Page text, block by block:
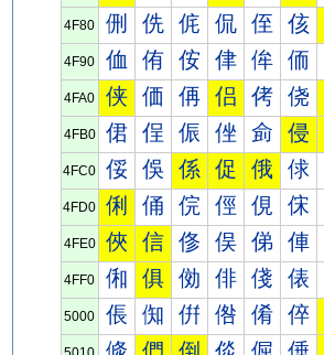
4F80 侀 侁 侂 侃 侄 侅
4F90 侐 侑 侒 侓 侔 侕
4FA0 侠 価 侢 侣 侤 侥
4FB0 侰 侱 侲 侳 侴 侵
4FC0 俀 俁 係 促 俄 俅
4FD0 俐 俑 俒 俓 俔 俕
4FE0 俠 信 俢 俣 俤 俥
4FF0 俰 俱 俲 俳 俴 俵
5000 倀 倁 倂 倃 倄 倅